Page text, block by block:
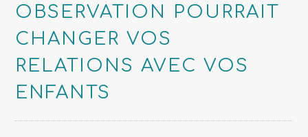
OBSERVATION POURRAIT
CHANGER VOS
RELATIONS AVEC VOS
ENFANTS